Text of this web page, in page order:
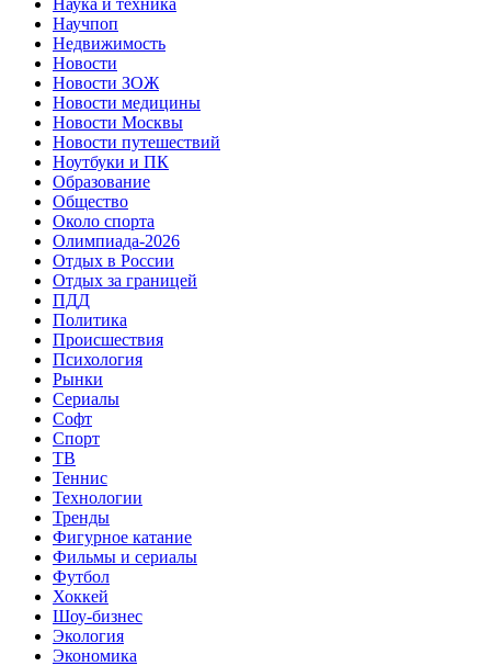
Научпоп
Недвижимость
Новости
Новости ЗОЖ
Новости медицины
Новости Москвы
Новости путешествий
Ноутбуки и ПК
Образование
Общество
Около спорта
Олимпиада-2026
Отдых в России
Отдых за границей
ПДД
Политика
Происшествия
Психология
Рынки
Сериалы
Софт
Спорт
ТВ
Теннис
Технологии
Тренды
Фигурное катание
Фильмы и сериалы
Футбол
Хоккей
Шоу-бизнес
Экология
Экономика